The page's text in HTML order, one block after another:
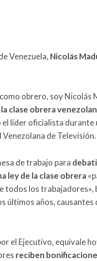
Venezuela, Nicolás
obrero, soy
clase obrera
el líder oficialista
de Televisión.
de trabajo para
ley de la clase obrera
todos los trabajadores»,
últimos años, causantes
el Ejecutivo, equivale
reciben